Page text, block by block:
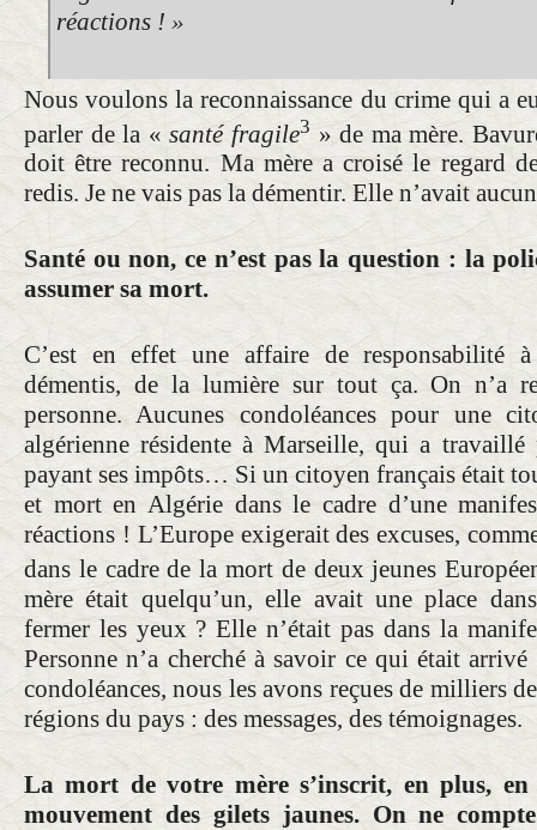
réactions ! »
Nous voulons la reconnaissance du crime qui a
parler de la «santé fragile3 » de ma mère.
doit être reconnu. Ma mère a croisé le regard
redis. Je ne vais pas la démentir. Elle n’avait
Santé ou non, ce n’est pas la question : la
assumer sa mort.
C’est en effet une affaire de responsabilité
démentis, de la lumière sur tout ça. On n’a
personne. Aucunes condoléances pour une
algérienne résidente à Marseille, qui a
payant ses impôts… Si un citoyen français était
et mort en Algérie dans le cadre d’une
réactions ! L’Europe exigerait des excuses,
dans le cadre de la mort de deux jeunes
mère était quelqu’un, elle avait une place
fermer les yeux ? Elle n’était pas dans la
Personne n’a cherché à savoir ce qui était
condoléances, nous les avons reçues de milliers
régions du pays : des messages, des témoignages.
La mort de votre mère s’inscrit, en plus, en
mouvement des gilets jaunes. On ne